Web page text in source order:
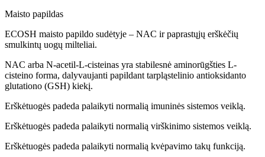
Maisto papildas
ECOSH maisto papildo sudėtyje – NAC ir paprastųjų erškėčių
smulkintų uogų milteliai.
NAC arba N-acetil-L-cisteinas yra stabilesnė aminorūgšties L-
cisteino forma, dalyvaujanti papildant tarpląstelinio antioksidanto
glutationo (GSH) kiekį.
Erškėtuogės padeda palaikyti normalią imuninės sistemos veiklą.
Erškėtuogės padeda palaikyti normalią virškinimo sistemos veiklą.
Erškėtuogės padeda palaikyti normalią kvėpavimo takų funkciją.